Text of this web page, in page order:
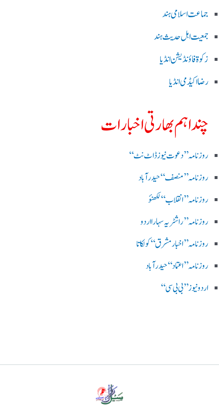
جماعت اسلامی ہند
جمعیت اہل حدیث ہند
زکوۃ فاؤنڈیشن انڈیا
رضا اکیڈمی انڈیا
چند اہم بھارتی اخبارات
روز نامہ ’’ دعوت نیوز ڈاٹ نٹ‘‘
روزنامہ ’’ منصف‘‘ حیدر آباد
روزنامہ ’’ انقلاب‘‘ لکھنؤ
روز نامہ ’’راشٹریہ سہارا اردو
روزنامہ ’’اخبارمشرق‘‘ کولکاتا
روزنامہ ’’اعتماد‘‘ حیدرآباد
اردو نیوز ’’بی بی سی‘‘